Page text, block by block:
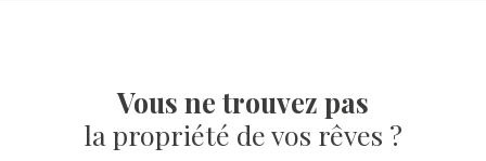
Vous ne trouvez pas
la propriété de vos rêves ?